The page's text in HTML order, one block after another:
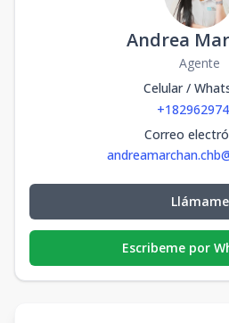
Andrea
Agente
Celular /
Correo
Llámame
Escribeme por